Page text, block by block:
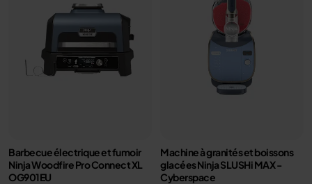
Barbecue électrique et fumoir
Ninja Woodfire Pro Connect XL
OG901EU
Machine à granités et boissons
glacées Ninja SLUSHi MAX -
Cyberspace